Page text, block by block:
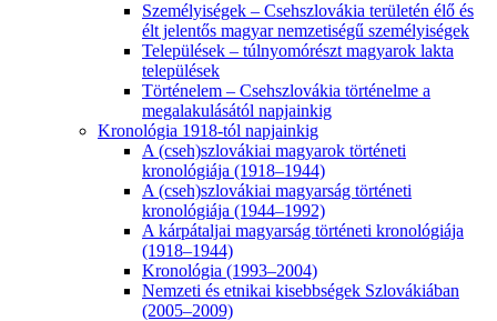
Személyiségek – Csehszlovákia területén élő és
élt jelentős magyar nemzetiségű személyiségek
Települések – túlnyomórészt magyarok lakta
települések
Történelem – Csehszlovákia történelme a
megalakulásától napjainkig
Kronológia 1918-tól napjainkig
A (cseh)szlovákiai magyarok történeti
kronológiája (1918–1944)
A (cseh)szlovákiai magyarság történeti
kronológiája (1944–1992)
A kárpátaljai magyarság történeti kronológiája
(1918–1944)
Kronológia (1993–2004)
Nemzeti és etnikai kisebbségek Szlovákiában
(2005–2009)